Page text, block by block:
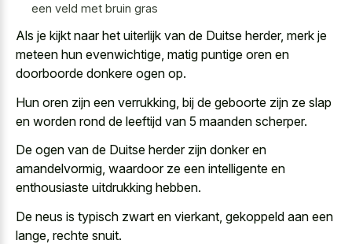
een veld met bruin gras
Als je kijkt naar het uiterlijk van de Duitse herder, merk je
meteen hun evenwichtige, matig puntige oren en
doorboorde donkere ogen op.
Hun oren zijn een verrukking, bij de geboorte zijn ze slap
en worden rond de leeftijd van 5 maanden scherper.
De ogen van de Duitse herder zijn donker en
amandelvormig, waardoor ze een intelligente en
enthousiaste uitdrukking hebben.
De neus is typisch zwart en vierkant, gekoppeld aan een
lange, rechte snuit.